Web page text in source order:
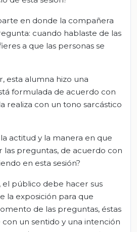
en donde la compañera
cuando hablaste de las
a que las personas se
esta alumna hizo una
formulada de acuerdo con
realiza con un tono sarcástico
actitud y la manera en que
las preguntas, de acuerdo con
en esta sesión?
el público debe hacer sus
la exposición para que
de las preguntas, éstas
un sentido y una intención